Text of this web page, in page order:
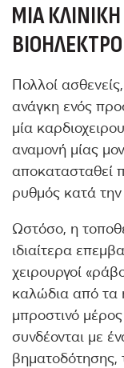
ΜΊΑ
Πολλοί
ανάγκη ενός
μία
αναμονή μίας
αποκατασταθεί
ρυθμός κατά
Ωστόσο, η
ιδιαίτερα
χειρουργοί
καλώδια από τα
μπροστινό
συνδέονται με
βηματοδότησης,